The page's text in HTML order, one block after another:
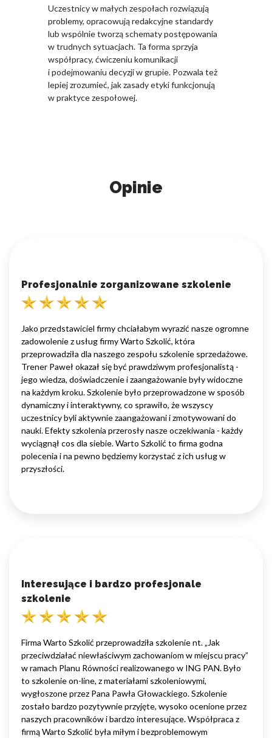
Uczestnicy w małych zespołach rozwiązują
problemy, opracowują redakcyjne standardy
lub wspólnie tworzą schematy postępowania
w trudnych sytuacjach. Ta forma sprzyja
współpracy, ćwiczeniu komunikacji
i podejmowaniu decyzji w grupie. Pozwala też
lepiej zrozumieć, jak zasady etyki funkcjonują
w praktyce zespołowej.
Opinie
Profesjonalnie zorganizowane szkolenie
Jako przedstawiciel firmy chciałabym wyrazić nasze ogromne
zadowolenie z usług firmy Warto Szkolić, która
przeprowadziła dla naszego zespołu szkolenie sprzedażowe.
Trener Paweł okazał się być prawdziwym profesjonalistą -
jego wiedza, doświadczenie i zaangażowanie były widoczne
na każdym kroku. Szkolenie było przeprowadzone w sposób
dynamiczny i interaktywny, co sprawiło, że wszyscy
uczestnicy byli aktywnie zaangażowani i zmotywowani do
nauki. Efekty szkolenia przerosły nasze oczekiwania - każdy
wyciągnął cos dla siebie. Warto Szkolić to firma godna
polecenia i na pewno będziemy korzystać z ich usług w
przyszłości.
Interesujące i bardzo profesjonale
szkolenie
Firma Warto Szkolić przeprowadziła szkolenie nt. „Jak
przeciwdziałać niewłaściwym zachowaniom w miejscu pracy”
w ramach Planu Równości realizowanego w ING PAN. Było
to szkolenie on-line, z materiałami szkoleniowymi,
wygłoszone przez Pana Pawła Głowackiego. Szkolenie
zostało bardzo pozytywnie przyjęte, wysoko ocenione przez
naszych pracowników i bardzo interesujące. Współpraca z
firmą Warto Szkolić była miłym i bezproblemowym